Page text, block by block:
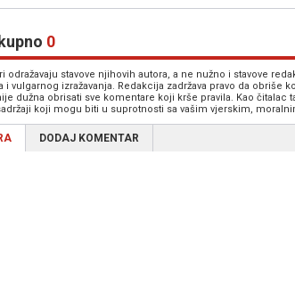
0
odražavaju stavove njihovih autora, a ne nužno i stavove
i vulgarnog izražavanja. Redakcija zadržava pravo da obriše
dužna obrisati sve komentare koji krše pravila. Kao
koji mogu biti u suprotnosti sa vašim vjerskim,
DODAJ KOMENTAR